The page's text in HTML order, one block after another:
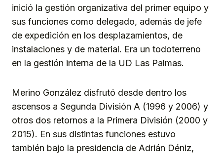
inició la gestión organizativa del primer equipo y
sus funciones como delegado, además de jefe
de expedición en los desplazamientos, de
instalaciones y de material. Era un todoterreno
en la gestión interna de la UD Las Palmas.
Merino González disfrutó desde dentro los
ascensos a Segunda División A (1996 y 2006) y
otros dos retornos a la Primera División (2000 y
2015). En sus distintas funciones estuvo
también bajo la presidencia de Adrián Déniz,